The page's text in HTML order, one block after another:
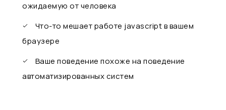
ожидаемую от человека
Что-то мешает работе javascript в вашем
браузере
Ваше поведение похоже на поведение
автоматизированных систем